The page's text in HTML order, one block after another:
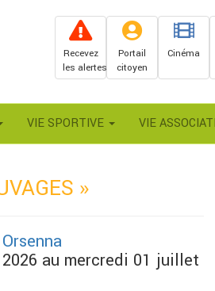
Cinéma
Portail
citoyen
Recevez
les alertes
VIE SPORTIVE VIE
»
au mercredi 01 juillet